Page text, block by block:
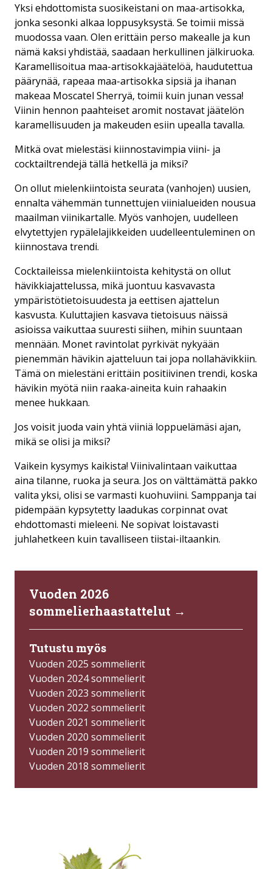
Yksi ehdottomista suosikeistani on maa-artisokka,
jonka sesonki alkaa loppusyksystä. Se toimii missä
muodossa vaan. Olen erittäin perso makealle ja kun
nämä kaksi yhdistää, saadaan herkullinen jälkiruoka.
Karamellisoitua maa-artisokkajäätelöä, haudutettua
päärynää, rapeaa maa-artisokka sipsiä ja ihanan
makeaa Moscatel Sherryä, toimii kuin junan vessa!
Viinin hennon paahteiset aromit nostavat jäätelön
karamellisuuden ja makeuden esiin upealla tavalla.
Mitkä ovat mielestäsi kiinnostavimpia viini- ja
cocktailtrendejä tällä hetkellä ja miksi?
On ollut mielenkiintoista seurata (vanhojen) uusien,
ennalta vähemmän tunnettujen viinialueiden nousua
maailman viinikartalle. Myös vanhojen, uudelleen
elvytettyjen rypälelajikkeiden uudelleentuleminen on
kiinnostava trendi.
Cocktaileissa mielenkiintoista kehitystä on ollut
hävikkiajattelussa, mikä juontuu kasvavasta
ympäristötietoisuudesta ja eettisen ajattelun
kasvusta. Kuluttajien kasvava tietoisuus näissä
asioissa vaikuttaa suuresti siihen, mihin suuntaan
mennään. Monet ravintolat pyrkivät nykyään
pienemmän hävikin ajatteluun tai jopa nollahävikkiin.
Tämä on mielestäni erittäin positiivinen trendi, koska
hävikin myötä niin raaka-aineita kuin rahaakin
menee hukkaan.
Jos voisit juoda vain yhtä viiniä loppuelämäsi ajan,
mikä se olisi ja miksi?
Vaikein kysymys kaikista! Viinivalintaan vaikuttaa
aina tilanne, ruoka ja seura. Jos on välttämättä pakko
valita yksi, olisi se varmasti kuohuviini. Samppanja tai
pidempään kypsytetty laadukas corpinnat ovat
ehdottomasti mieleeni. Ne sopivat loistavasti
juhlahetkeen kuin tavalliseen tiistai-iltaankin.
Vuoden 2026
sommelierhaastattelut →
Tutustu myös
Vuoden 2025 sommelierit
Vuoden 2024 sommelierit
Vuoden 2023 sommelierit
Vuoden 2022 sommelierit
Vuoden 2021 sommelierit
Vuoden 2020 sommelierit
Vuoden 2019 sommelierit
Vuoden 2018 sommelierit